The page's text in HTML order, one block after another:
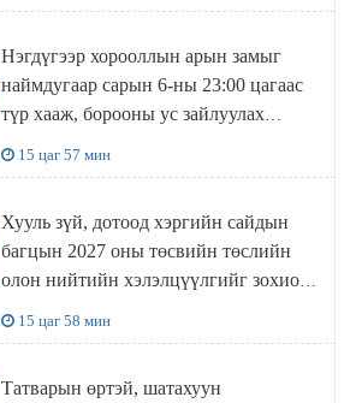
Нэгдүгээр хорооллын арын замыг
наймдугаар сарын 6-ны 23:00 цагаас
түр хааж, борооны ус зайлуулах
15 цаг 57 мин
Хууль зүй, дотоод хэргийн сайдын
багцын 2027 оны төсвийн төслийн
олон нийтийн хэлэлцүүлгийг зохион
15 цаг 58 мин
Татварын өртэй, шатахуун